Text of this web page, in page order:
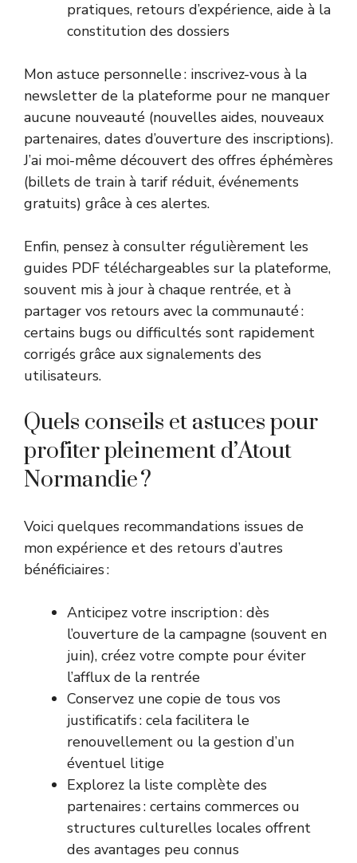
pratiques, retours d’expérience, aide à la
constitution des dossiers
Mon astuce personnelle : inscrivez-vous à la
newsletter de la plateforme pour ne manquer
aucune nouveauté (nouvelles aides, nouveaux
partenaires, dates d’ouverture des inscriptions).
J’ai moi-même découvert des offres éphémères
(billets de train à tarif réduit, événements
gratuits) grâce à ces alertes.
Enfin, pensez à consulter régulièrement les
guides PDF téléchargeables sur la plateforme,
souvent mis à jour à chaque rentrée, et à
partager vos retours avec la communauté :
certains bugs ou difficultés sont rapidement
corrigés grâce aux signalements des
utilisateurs.
Quels conseils et astuces pour
profiter pleinement d’Atout
Normandie ?
Voici quelques recommandations issues de
mon expérience et des retours d’autres
bénéficiaires :
Anticipez votre inscription : dès
l’ouverture de la campagne (souvent en
juin), créez votre compte pour éviter
l’afflux de la rentrée
Conservez une copie de tous vos
justificatifs : cela facilitera le
renouvellement ou la gestion d’un
éventuel litige
Explorez la liste complète des
partenaires : certains commerces ou
structures culturelles locales offrent
des avantages peu connus